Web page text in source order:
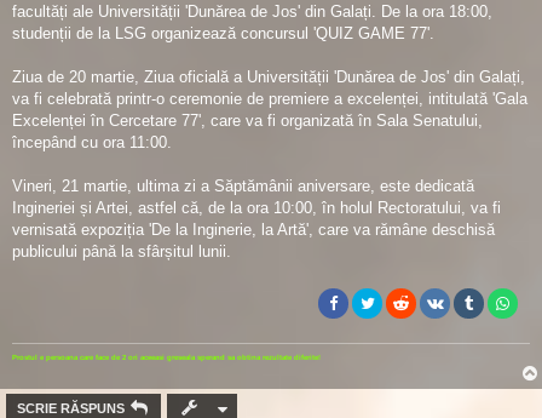
facultăți ale Universității 'Dunărea de Jos' din Galați. De la ora 18:00,
studenții de la LSG organizează concursul 'QUIZ GAME 77'.
Ziua de 20 martie, Ziua oficială a Universității 'Dunărea de Jos' din Galați,
va fi celebrată printr-o ceremonie de premiere a excelenței, intitulată 'Gala
Excelenței în Cercetare 77', care va fi organizată în Sala Senatului,
începând cu ora 11:00.
Vineri, 21 martie, ultima zi a Săptămânii aniversare, este dedicată
Ingineriei și Artei, astfel că, de la ora 10:00, în holul Rectoratului, va fi
vernisată expoziția 'De la Inginerie, la Artă', care va rămâne deschisă
publicului până la sfârșitul lunii.
Prostul e persoana care face de 2 ori aceeasi greseala sperand sa obtina rezultate diferite!
SCRIE RĂSPUNS